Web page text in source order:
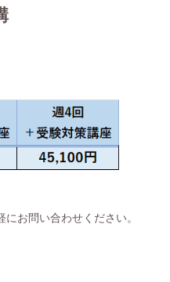
お問い合わせください。